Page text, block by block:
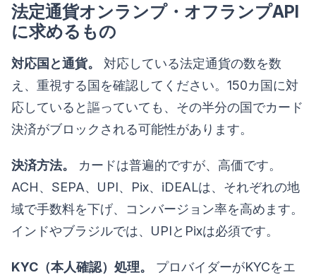
法定通貨オンランプ・オフランプAPI
に求めるもの
対応国と通貨。
対応している法定通貨の数を数
え、重視する国を確認してください。150カ国に対
応していると謳っていても、その半分の国でカード
決済がブロックされる可能性があります。
決済方法。
カードは普遍的ですが、高価です。
ACH、SEPA、UPI、Pix、iDEALは、それぞれの地
域で手数料を下げ、コンバージョン率を高めます。
インドやブラジルでは、UPIとPixは必須です。
KYC（本人確認）処理。
プロバイダーがKYCをエ